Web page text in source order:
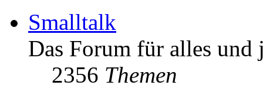
Smalltalk
Das Forum für alles und
2356 Themen